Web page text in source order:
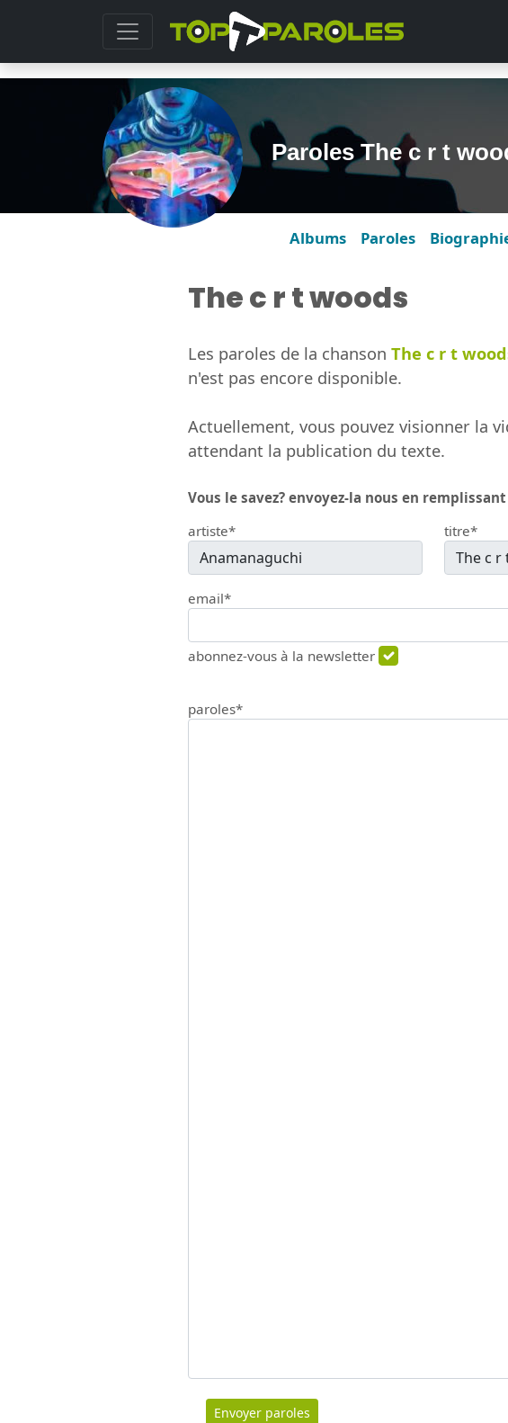
Paroles The c r t
Albums Paroles
The c r t woods
Les paroles de la chanson The c r t
n'est pas encore disponible.
Actuellement, vous pouvez visionner la
attendant la publication du texte.
Vous le savez? envoyez-la nous en
artiste*
titre*
email*
abonnez-vous à la newsletter
paroles*
Envoyer paroles